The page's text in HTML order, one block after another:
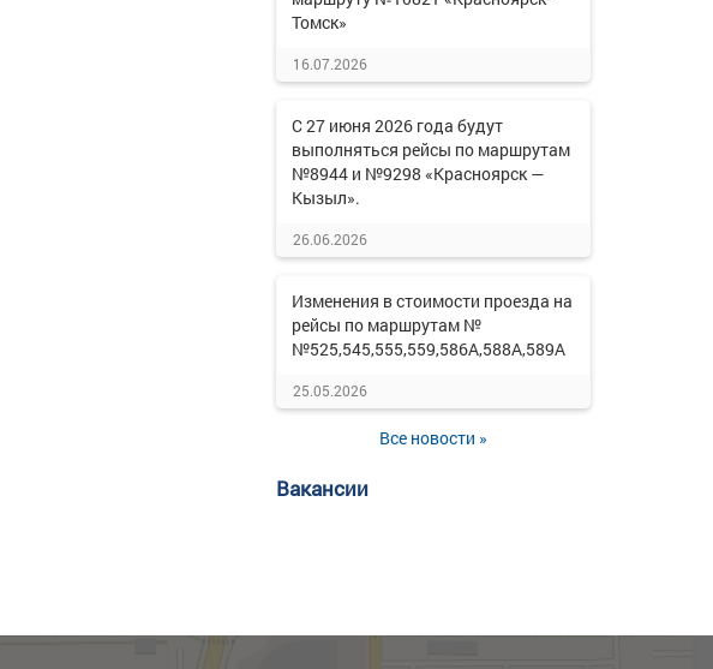
Томск»
16.07.2026
С 27 июня 2026 года будут
выполняться рейсы по маршрутам
№8944 и №9298 «Красноярск —
Кызыл».
26.06.2026
Изменения в стоимости проезда на
рейсы по маршрутам №
№525,545,555,559,586А,588А,589А
25.05.2026
Все новости »
Вакансии